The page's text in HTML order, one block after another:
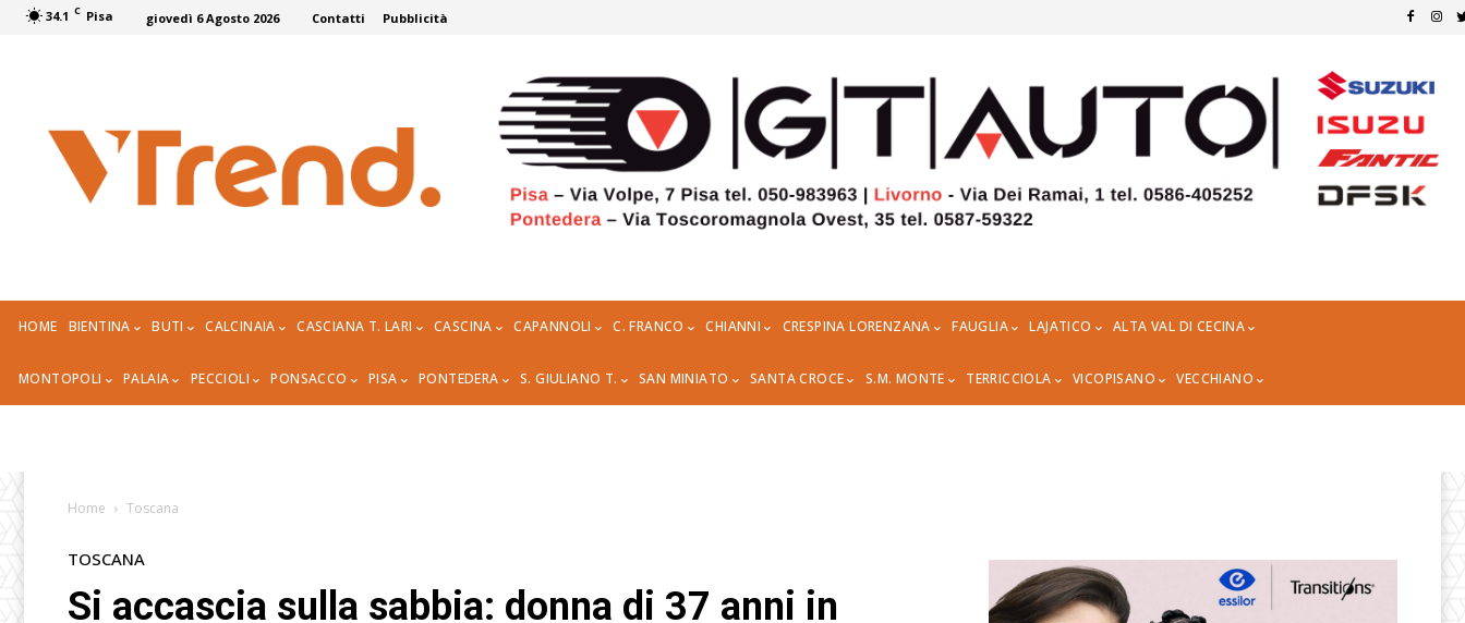
34.1 C Pisa giovedì 6 Agosto 2026 Contatti Pubblicità
HOME BIENTINA BUTI CALCINAIA CASCIANA T. LARI CASCINA CAPANNOLI C. FRANCO CHIANNI CRESPINA LORENZANA FAUGLIA LAJATICO ALTA VAL DI CECINA
MONTOPOLI PALAIA PECCIOLI PONSACCO PISA PONTEDERA S. GIULIANO T. SAN MINIATO SANTA CROCE S.M. MONTE TERRICCIOLA VICOPISANO VECCHIANO
Home Toscana
TOSCANA
Si accascia sulla sabbia: donna di 37 anni in